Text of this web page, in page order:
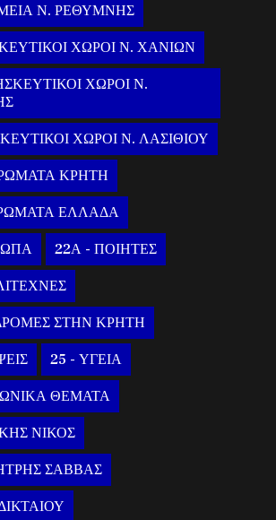
Ν. ΡΕΘΥΜΝΗΣ
ΧΩΡΟΙ Ν. ΧΑΝΙΩΝ
ΧΩΡΟΙ Ν.
ΧΩΡΟΙ Ν. ΛΑΣΙΘΙΟΥ
ΚΡΗΤΗ
ΕΛΛΑΔΑ
22Α - ΠΟΙΗΤΕΣ
ΣΤΗΝ ΚΡΗΤΗ
25 - ΥΓΕΙΑ
ΘΕΜΑΤΑ
ΝΙΚΟΣ
ΣΑΒΒΑΣ